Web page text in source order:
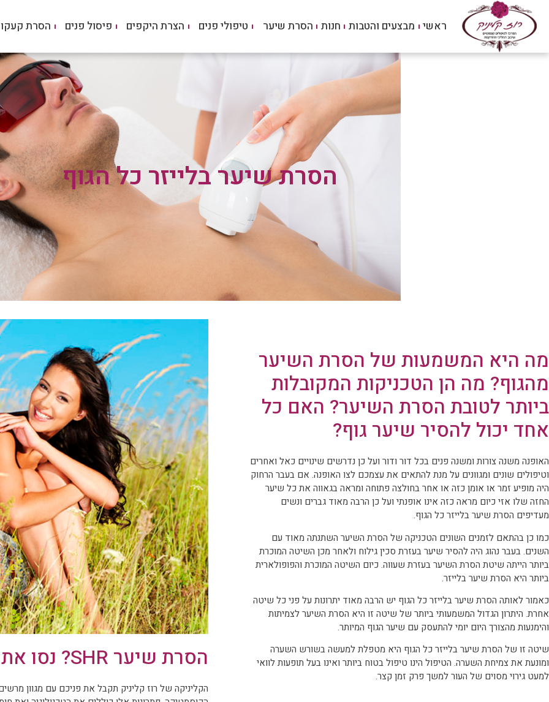
ראשי מבצעים והטבות חנות הסרת שיער טיפולי פנים הצרת היקפים פיסול פנים הסרת
הסרת שיער בלייזר כל הגוף
מה היא המשמעות של הסרת השיער
מהגוף? מה הן הטכניקות המקובלות
ביותר לטובת הסרת השיער? האם כל
אחד יכול להסיר שיער גוף?
האופנה משנה צורות ומשנה פנים בכל דור ודור ועל כן נדרשים שינויים כאל ואחרים
וטיפולים שונים ומגוונים על מנת להתאים את עצמכם לצו האופנה. אם בעבר הרחוק
היה מופיע זמר או אומן כזה או אחר בחולצה פתוחה ומראה בגאווה את כל שיער
החזה שלו אזי כיום מראה כזה אינו אופנתי ועל כן הרבה מאוד גברים ונשים
מעדיפים הסרת שיער בלייזר כל הגוף.
כמו כן בהתאם לזמנים השונים הטכניקה של הסרת השיער השתנתה מאוד עם
השנים. בעבר נהוג היה להסיר שיער בעזרת סכין גילוח ולאחר מכן השיטה המוכרת
ביותר הייתה שיטת הסרת השיער בעזרת שעווה. כיום השיטה המוכרת והפופולארית
ביותר היא הסרת שיער בלייזר.
כאמור לאותה הסרת שיער בלייזר כל הגוף יש הרבה מאוד יתרונות על פני כל שיטה
אחרת. היתרון הגדול המשמעותי ביותר של שיטה זו היא הסרת השיער לצמיתות
והימנעות מהצורך היום יומי להתעסק עם שיער הגוף המיותר.
שיטה זו של הסרת שיער בלייזר כל הגוף היא מטפלת למעשה בשורש השערה
ומונעת את צמיחת השערה. הטיפול הינו טיפול בטוח ביותר ואינו בעל תופעות לוואי
למעט גירוי מסוים של העור למשך פרק זמן קצר.
הסרת שיער SHR? נסו את רוז קליניק!
הקליניקה של רוז קליניק תקבל את פניכם עם מגוון